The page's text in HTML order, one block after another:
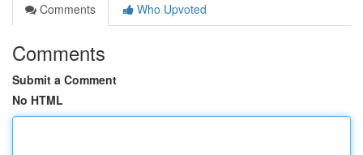
Comments
Who Upvoted
Comments
Submit a Comment
No HTML